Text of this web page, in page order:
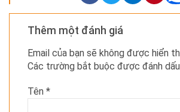
Thêm một đánh giá
Email của bạn sẽ không được hiển
Các trường bắt buộc được đánh dấu
Tên *